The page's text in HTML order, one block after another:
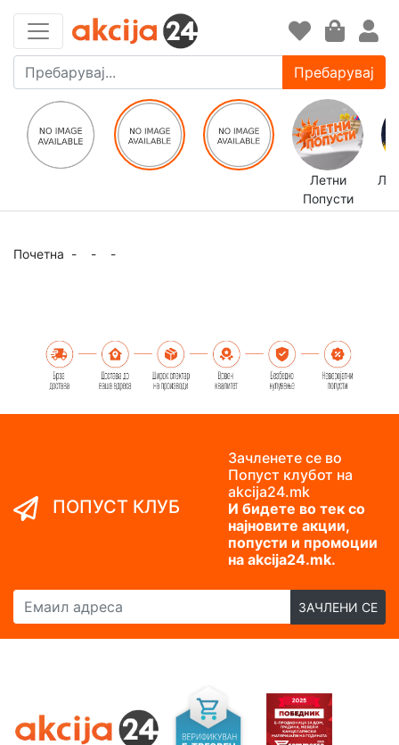
Пребарувај
Летни
Попусти
Почетна - - -
ПОПУСТ КЛУБ
Зачленете се во
Попуст клубот на
akcija24.mk
И бидете во тек со
најновите акции,
попусти и промоции
на akcija24.mk.
Емаил адреса
ЗАЧЛЕНИ СЕ